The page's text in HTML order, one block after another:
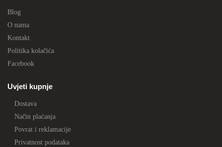
Blog
O nama
Kontakt
Politika kolačića
Facebook
Uvjeti kupnje
Dostava
Način plaćanja
Povrat i reklamacije
Privatnost podataka